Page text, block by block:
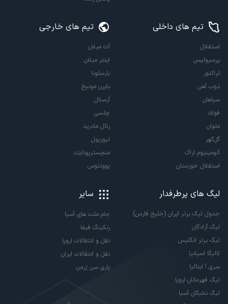
تیم های داخلی
استقلال
پرسپولیس
تراکتور
ذوب آهن
سپاهان
فولاد
ملوان
گل‌گهر
آلومینیوم اراک
استقلال خوزستان
تیم های خارجی
آث میلان
اینتر میلان
بارسلونا
بایرن مونیخ
آرسنال
چلسی
رئال مادرید
لیورپول
منچستریونایتد
یوونتوس
لیگ های پرطرفدار
جدول لیگ برتر ایران (خلیج فارس)
لیگ آزادگان
لیگ برتر انگلیس
لالیگا اسپانیا
سری آ ایتالیا
لیگ قهرمانان اروپا
لیگ نخبگان آسیا
سایر
جام ملت های آسیا
رنکینگ فیفا
نقل و انتقالات اروپا
نقل و انتقالات ایران
پاری سن ژرمن